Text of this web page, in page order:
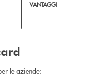
VANTAGGI
le aziende: